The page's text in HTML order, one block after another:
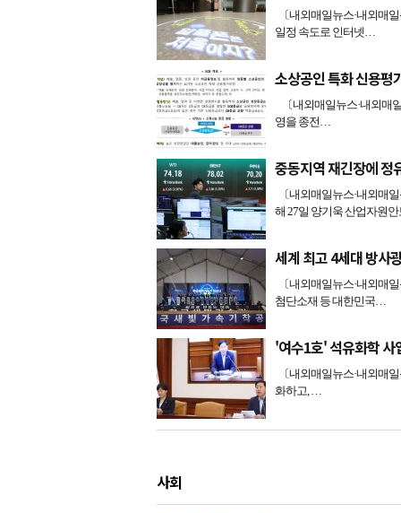
〔내외매일뉴스·내외매
일정 속도로 인터넷…
소상공인 특화 신용평
〔내외매일뉴스·내외매
영을 종전…
중동지역 재긴장에 정
〔내외매일뉴스·내외매
해 27일 양기욱 산업자원
세계 최고 4세대 방사
〔내외매일뉴스·내외매
첨단소재 등 대한민국…
'여수1호' 석유화학
〔내외매일뉴스·내외매
화하고, …
사회